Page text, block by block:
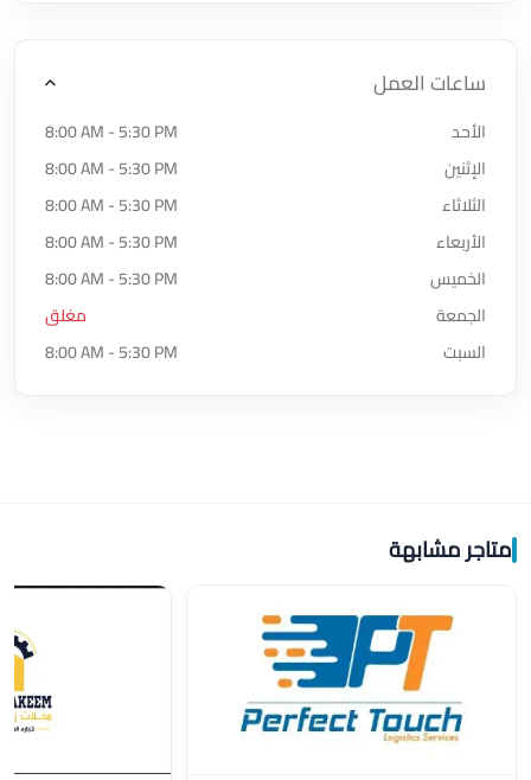
ساعات العمل
الأحد
8:00 AM - 5:30 PM
الإثنين
8:00 AM - 5:30 PM
الثلاثاء
8:00 AM - 5:30 PM
الأربعاء
8:00 AM - 5:30 PM
الخميس
8:00 AM - 5:30 PM
الجمعة
مغلق
السبت
8:00 AM - 5:30 PM
متاجر مشابهة